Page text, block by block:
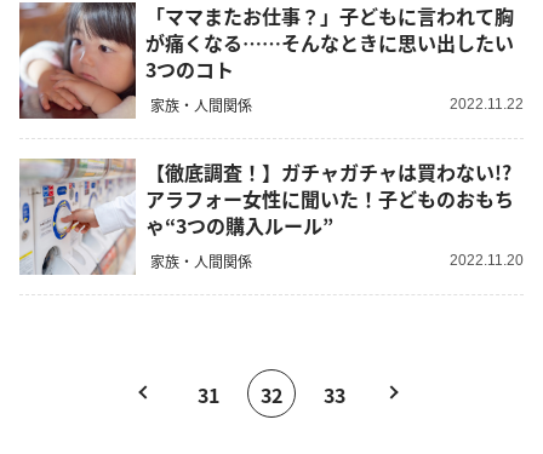
「ママまたお仕事？」子どもに言われて胸
が痛くなる……そんなときに思い出したい
3つのコト
家族・人間関係 2022.11.22
【徹底調査！】ガチャガチャは買わない!?
アラフォー女性に聞いた！子どものおもち
ゃ“3つの購入ルール”
家族・人間関係 2022.11.20
31 32 33